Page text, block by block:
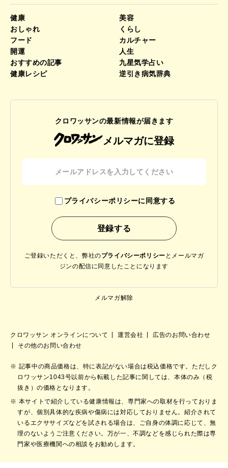
健康
美容
おしゃれ
くらし
フード
カルチャー
開運
人生
おすすめの記事
九星気学占い
健康レシピ
逆引き病気辞典
クロワッサンの最新情報が届きます
メルマガに登録
プライバシーポリシーに同意する
ご登録いただくと、弊社のプライバシーポリシー と メールマガ
ジンの配信に同意したことになります
メルマガ解除
クロワッサン オンラインについて 運営会社
広告のお問い合わせ
その他のお問い合わせ
記事中の商品価格は、特に表記がない場合は税込価格です。ただしク
ロワッサン1043号以前から転載した記事に関しては、本体のみ（税
抜き）の価格となります。
本サイトで紹介している健康情報は、専門家への取材を行っておりま
すが、個別具体的な疾病や傷病には対応しておりません。紹介されて
いるエクササイズなどを試される場合は、ご自身の体調に応じて、無
理のないようご注意ください。万が一、不調などを感じられた際は専
門家や医療機関への相談をお勧めします。